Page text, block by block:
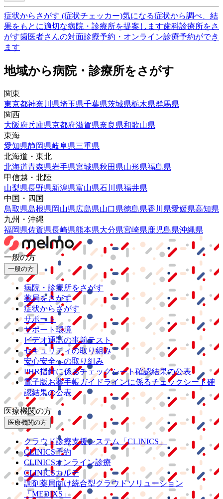
症状からさがす (症状チェッカー)気になる症状から調べ、結
果をもとに適切な病院・診療所を提案します歯科診療所をさ
がす歯医者さんの対面診療予約・オンライン診療予約ができ
ます
地域から病院・診療所をさがす
関東
東京都神奈川県埼玉県千葉県茨城県栃木県群馬県
関西
大阪府兵庫県京都府滋賀県奈良県和歌山県
東海
愛知県静岡県岐阜県三重県
北海道・東北
北海道青森県岩手県宮城県秋田県山形県福島県
甲信越・北陸
山梨県長野県新潟県富山県石川県福井県
中国・四国
鳥取県島根県岡山県広島県山口県徳島県香川県愛媛県高知県
九州・沖縄
福岡県佐賀県長崎県熊本県大分県宮崎県鹿児島県沖縄県
一般の方
一般の方
病院・診療所をさがす
薬局をさがす
症状からさがす
サポート
サポート環境
ビデオ通話の事前テスト
セキュリティの取り組み
安心安全への取り組み
PHR指針に係るチェックシート確認結果の公表
電子版お薬手帳ガイドラインに係るチェックシート確
認結果の公表
医療機関の方
医療機関の方
クラウド診療支援システム
「CLINICS」
CLINICS予約
CLINICSオンライン診療
CLINICSカルテ
調剤薬局向け統合型クラウドソリューション
「MEDIXS」